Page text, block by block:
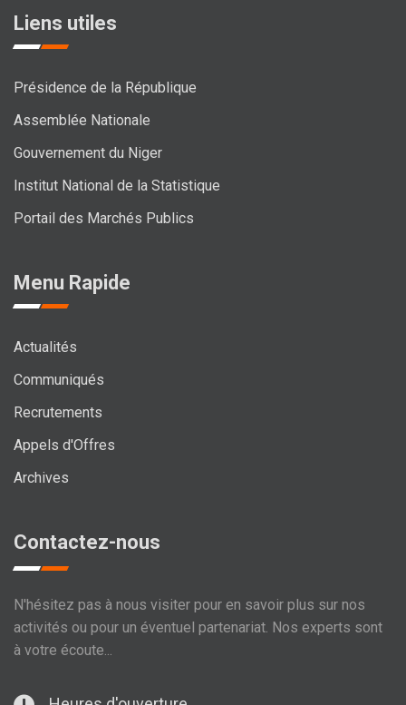
Liens utiles
Présidence de la République
Assemblée Nationale
Gouvernement du Niger
Institut National de la Statistique
Portail des Marchés Publics
Menu Rapide
Actualités
Communiqués
Recrutements
Appels d'Offres
Archives
Contactez-nous
N'hésitez pas à nous visiter pour en savoir plus sur nos
activités ou pour un éventuel partenariat. Nos experts sont
à votre écoute...